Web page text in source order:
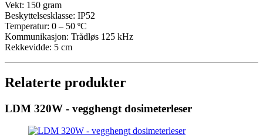
Vekt: 150 gram
Beskyttelsesklasse: IP52
Temperatur: 0 – 50 ºC
Kommunikasjon: Trådløs 125 kHz
Rekkevidde: 5 cm
Relaterte produkter
LDM 320W - vegghengt dosimeterleser